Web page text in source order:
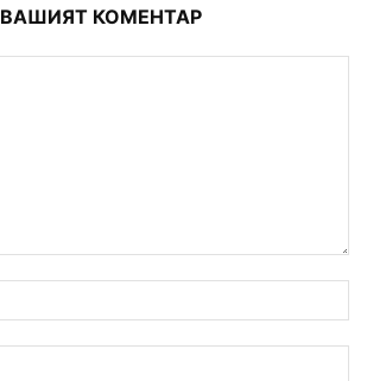
ВАШИЯТ КОМЕНТАР